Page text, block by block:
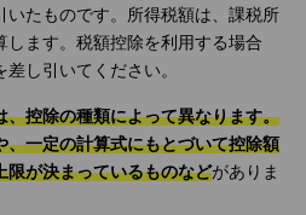
いたものです。所得税額は、課税所
ます。税額控除を利用する場合
し引いてください。
、控除の種類によって異なります。
、一定の計算式にもとづいて控除額
限が決まっているものなどがありま